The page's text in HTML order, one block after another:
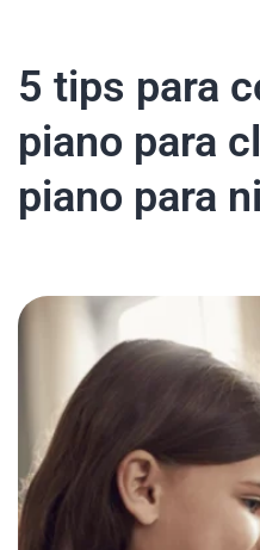
5 tips para
piano para
piano para